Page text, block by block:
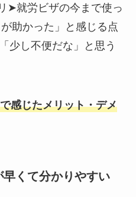
➤就労ビザの今まで使っ
助かった」と感じる点
少し不便だな」と思う
感じたメリット・デメ
くて分かりやすい